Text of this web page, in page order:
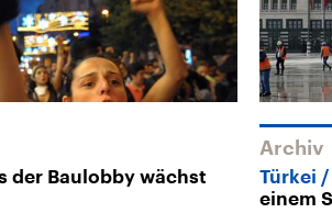
der Baulobby wächst
Archiv
Türkei
einem